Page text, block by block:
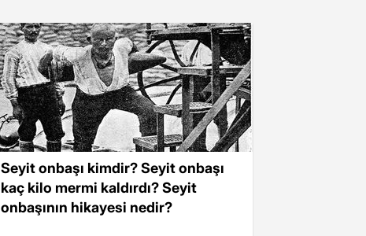
Seyit onbaşı kimdir? Seyit onbaşı
kaç kilo mermi kaldırdı? Seyit
onbaşının hikayesi nedir?